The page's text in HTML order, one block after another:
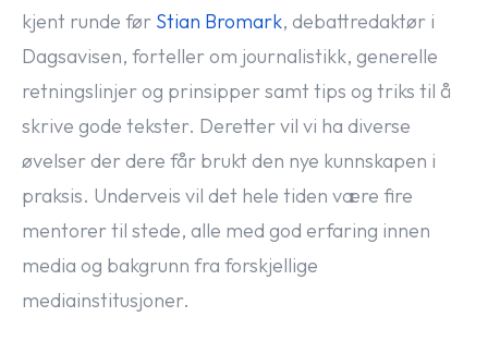
kjent runde før Stian Bromark, debattredaktør i
Dagsavisen, forteller om journalistikk, generelle
retningslinjer og prinsipper samt tips og triks til å
skrive gode tekster. Deretter vil vi ha diverse
øvelser der dere får brukt den nye kunnskapen i
praksis. Underveis vil det hele tiden være fire
mentorer til stede, alle med god erfaring innen
media og bakgrunn fra forskjellige
mediainstitusjoner.